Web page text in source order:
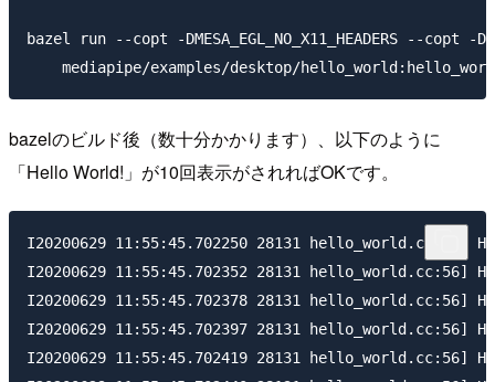
bazel run --copt -DMESA_EGL_NO_X11_HEADERS --copt -
bazelのビルド後（数十分かかります）、以下のように
「Hello World!」が10回表示がされればOKです。
I20200629 11:55:45.702250 28131 hello_world.cc:56]
I20200629 11:55:45.702352 28131 hello_world.cc:56]
I20200629 11:55:45.702378 28131 hello_world.cc:56]
I20200629 11:55:45.702397 28131 hello_world.cc:56]
I20200629 11:55:45.702419 28131 hello_world.cc:56]